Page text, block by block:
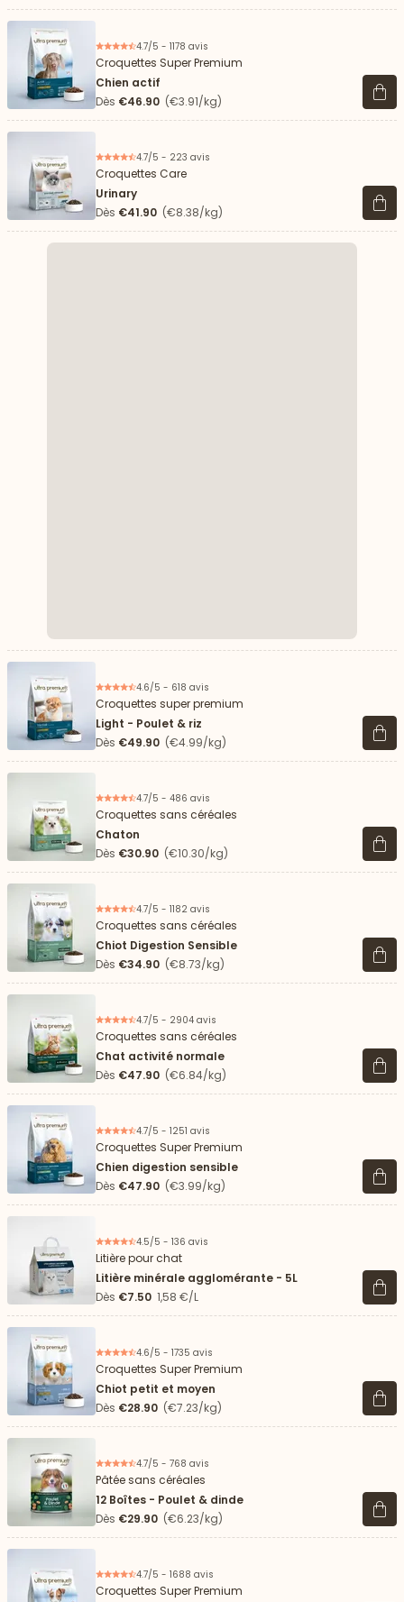
4.7/5 - 1178 avis
Croquettes Super Premium
Chien actif
Dès €46.90 (€3.91/kg) Voir
4.7/5 - 223 avis
Croquettes Care
Urinary
Dès €41.90 (€8.38/kg) Voir
4.6/5 - 618 avis
Croquettes super premium
Light - Poulet & riz
Dès €49.90 (€4.99/kg) Voir
4.7/5 - 486 avis
Croquettes sans céréales
Chaton
Dès €30.90 (€10.30/kg) Voir
4.7/5 - 1182 avis
Croquettes sans céréales
Chiot Digestion Sensible
Dès €34.90 (€8.73/kg) Voir
4.7/5 - 2904 avis
Croquettes sans céréales
Chat activité normale
Dès €47.90 (€6.84/kg) Voir
4.7/5 - 1251 avis
Croquettes Super Premium
Chien digestion sensible
Dès €47.90 (€3.99/kg) Voir
4.5/5 - 136 avis
Litière pour chat
Litière minérale agglomérante - 5L
Dès €7.50 1,58 €/L Voir
4.6/5 - 1735 avis
Croquettes Super Premium
Chiot petit et moyen
Dès €28.90 (€7.23/kg) Voir
4.7/5 - 768 avis
Pâtée sans céréales
12 Boîtes - Poulet & dinde
Dès €29.90 (€6.23/kg) Voir
4.7/5 - 1688 avis
Croquettes Super Premium